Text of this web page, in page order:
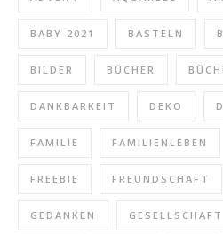
BABY 2021 BASTELN
BILDER BÜCHER
DANKBARKEIT DEKO
FAMILIE FAMILIENLEBEN
FREEBIE FREUNDSCHAFT
GEDANKEN GESELLSCHAFT